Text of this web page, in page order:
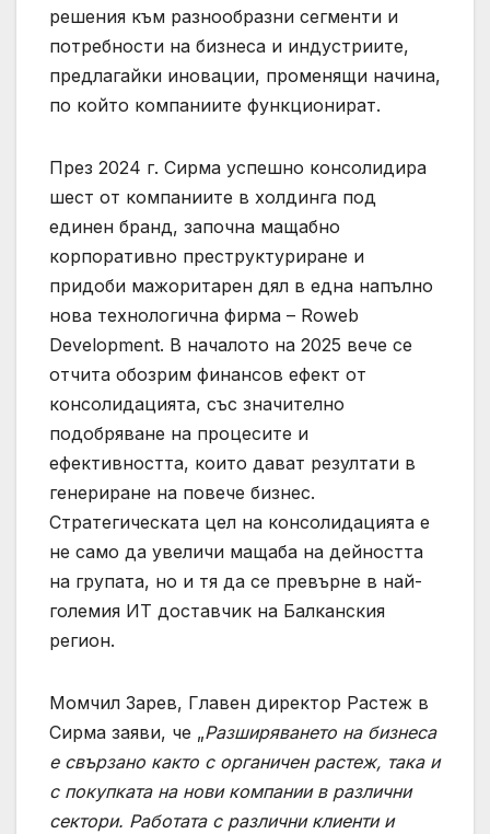
решения към разнообразни сегменти и
потребности на бизнеса и индустриите,
предлагайки иновации, променящи начина,
по който компаниите функционират.
През 2024 г. Сирма успешно консолидира
шест от компаниите в холдинга под
единен бранд, започна мащабно
корпоративно преструктуриране и
придоби мажоритарен дял в една напълно
нова технологична фирма – Roweb
Development. В началото на 2025 вече се
отчита обозрим финансов ефект от
консолидацията, със значително
подобряване на процесите и
ефективността, които дават резултати в
генериране на повече бизнес.
Стратегическата цел на консолидацията е
не само да увеличи мащаба на дейността
на групата, но и тя да се превърне в най-
големия ИТ доставчик на Балканския
регион.
Момчил Зарев, Главен директор Растеж в
Сирма заяви, че „Разширяването на бизнеса
е свързано както с органичен растеж, така и
с покупката на нови компании в различни
сектори. Работата с различни клиенти и